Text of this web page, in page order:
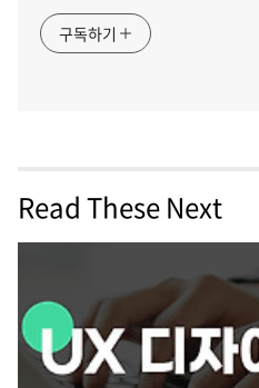
구독하기
Read These Next